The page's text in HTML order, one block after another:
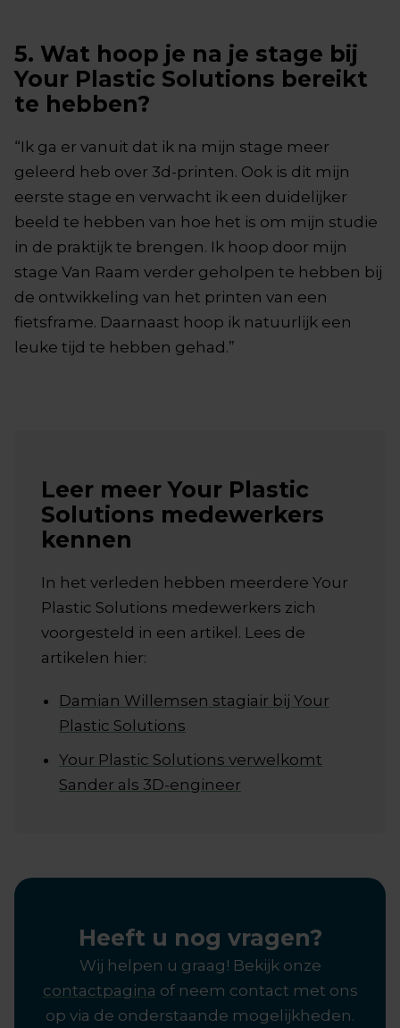
5. Wat hoop je na je stage bij
Your Plastic Solutions bereikt
te hebben?
“Ik ga er vanuit dat ik na mijn stage meer
geleerd heb over 3d-printen. Ook is dit mijn
eerste stage en verwacht ik een duidelijker
beeld te hebben van hoe het is om mijn studie
in de praktijk te brengen. Ik hoop door mijn
stage Van Raam verder geholpen te hebben bij
de ontwikkeling van het printen van een
fietsframe. Daarnaast hoop ik natuurlijk een
leuke tijd te hebben gehad.”
Leer meerYour Plastic
Solutions medewerkers
kennen
In het verleden hebben meerdere Your
Plastic Solutions medewerkers zich
voorgesteld in een artikel. Lees de
artikelen hier:
Damian Willemsen stagiair bij Your
Plastic Solutions
Your Plastic Solutions verwelkomt
Sander als 3D-engineer
Heeft u nog vragen?
Wij helpen u graag! Bekijk onze
contactpagina of neem contact met ons
op via de onderstaande mogelijkheden.